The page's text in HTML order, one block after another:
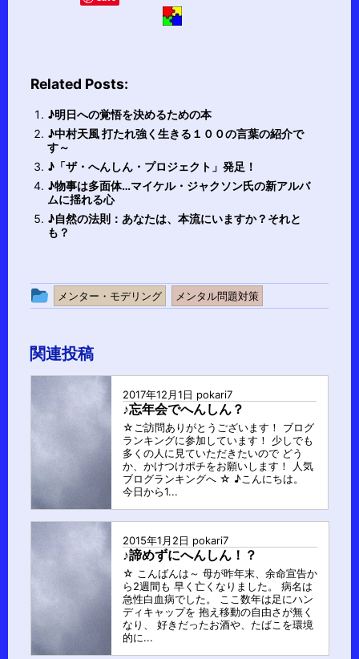
Related Posts:
♪明日への覚悟を決めるための本
♪中村天風 打たれ強く生きる１００の言葉の紹介で
す～
♪「ザ・へんしん・プロジェクト」発足！
♪物事は多面体…マイケル・ジャクソン氏の新アルバ
ムに揺れる心
♪自然の法則：あなたは、本流にいますか？それと
も？
投
ル
ー
プ
メンター・モデリング メンタル問題対策
関連投稿
2017年12月1日 pokari7
♪忘年会でへんしん？
☆ご訪問ありがとうございます！ ブログ
ランキングに参加しています！ 少しでも
多くの人に見ていただきたいので どう
か、かけつけポチをお願いします！ 人気
ブログランキングへ ☆ ♪こんにちは。
今日から1...
2015年1月2日 pokari7
♪諦めずにへんしん！？
☆ こんばんは～ 母が昨年末、余命宣告か
ら2週間も 早く亡くなりました。 病名は
急性白血病でした。 ここ数年は足にハン
ディキャップを 抱え移動の自由さが無く
なり、 好きだったお酒や、たばこを環境
的に...